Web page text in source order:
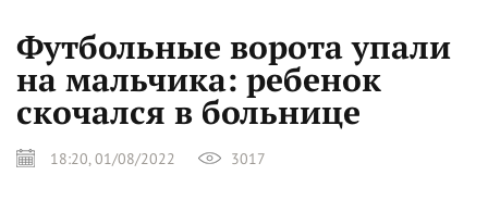
Футбольные ворота упали
на мальчика: ребенок
скочался в больнице
18:20, 01/08/2022 3017